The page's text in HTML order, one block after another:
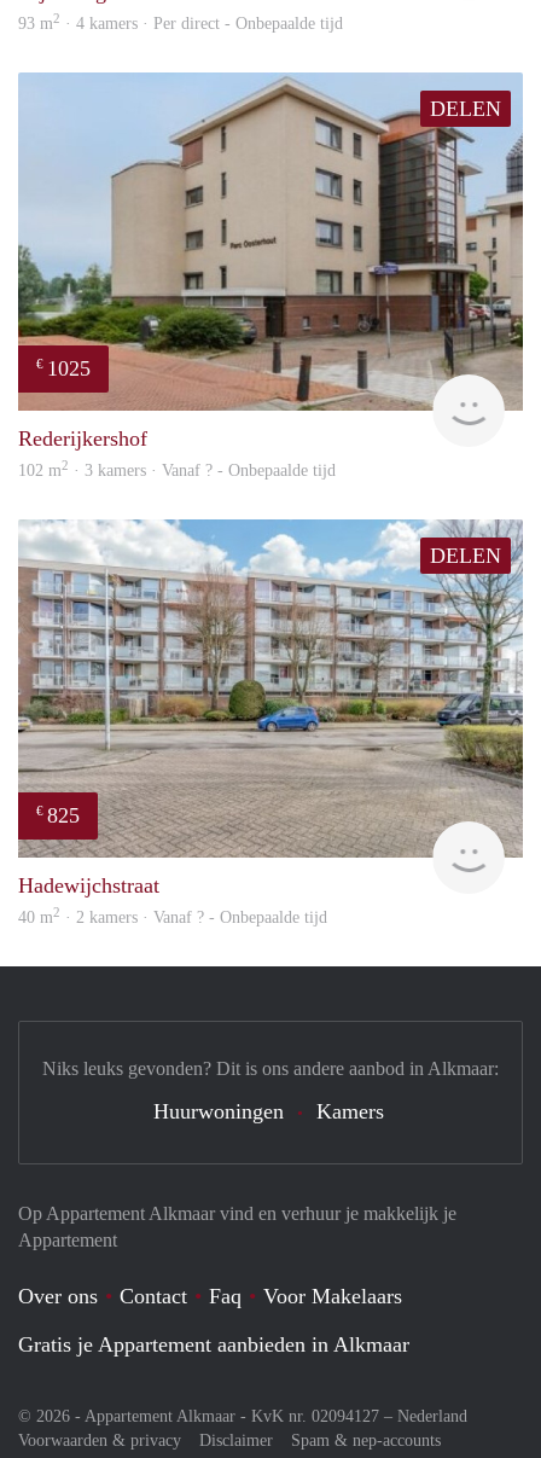
93 m2 · 4 kamers · Per direct - Onbepaalde tijd
DELEN
€ 1025
Rederijkershof
102 m2 · 3 kamers · Vanaf ? - Onbepaalde tijd
DELEN
€ 825
Hadewijchstraat
40 m2 · 2 kamers · Vanaf ? - Onbepaalde tijd
Op Appartement Alkmaar vind en verhuur je makkelijk je
Appartement
Over ons Contact Faq
Voor Makelaars
Gratis je Appartement aanbieden in Alkmaar
© 2026 - Appartement Alkmaar - KvK nr. 02094127 – Nederland
Voorwaarden & privacy
Disclaimer
Spam & nep-accounts
Niks leuks gevonden? Dit is ons andere aanbod in Alkmaar:
Huurwoningen Kamers